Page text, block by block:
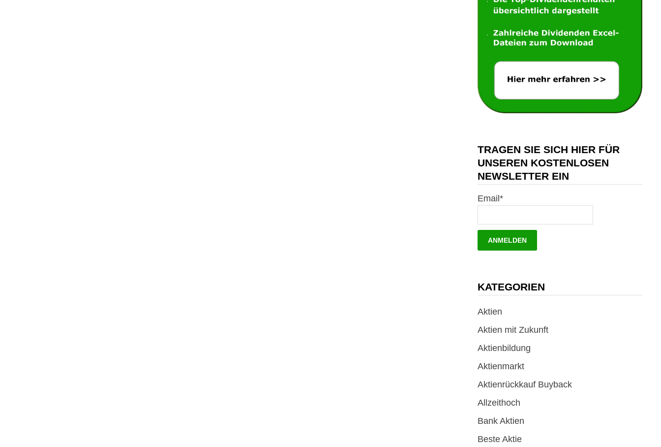
TRAGEN SIE SICH HIER FÜR
UNSEREN KOSTENLOSEN
NEWSLETTER EIN
Email*
KATEGORIEN
Aktien
Aktien mit Zukunft
Aktienbildung
Aktienmarkt
Aktienrückkauf Buyback
Allzeithoch
Bank Aktien
Beste Aktie